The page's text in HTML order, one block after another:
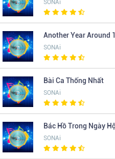
SONAi
Another Year Around 1
SONAi
Bài Ca Thống Nhất
SONAi
SONAi